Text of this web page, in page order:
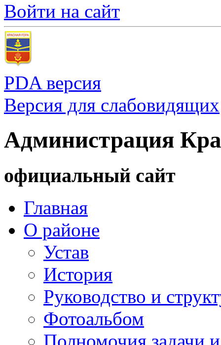
Войти на сайт
PDA версия
Версия для слабовидящих
Администрация
официальный сайт
Главная
О районе
Устав
История
Руководство и
Фотоальбом
Полномочия задачи